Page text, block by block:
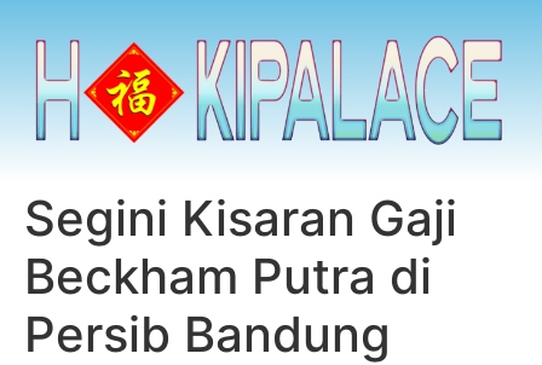
Segini Kisaran Gaji
Beckham Putra di
Persib Bandung